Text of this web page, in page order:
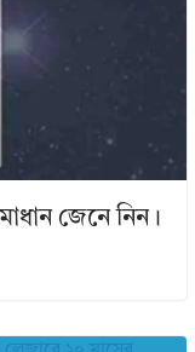
জেনে নিন।